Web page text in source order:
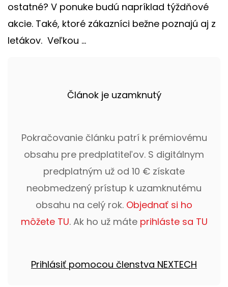
ostatné? V ponuke budú napríklad týždňové
akcie. Také, ktoré zákazníci bežne poznajú aj z
letákov. Veľkou ...
Článok je uzamknutý
Pokračovanie článku patrí k prémiovému
obsahu pre predplatiteľov. S digitálnym
predplatným už od 10 € získate
neobmedzený prístup k uzamknutému
obsahu na celý rok. Objednať si ho
môžete TU. Ak ho už máte prihláste sa TU
Prihlásiť pomocou členstva NEXTECH